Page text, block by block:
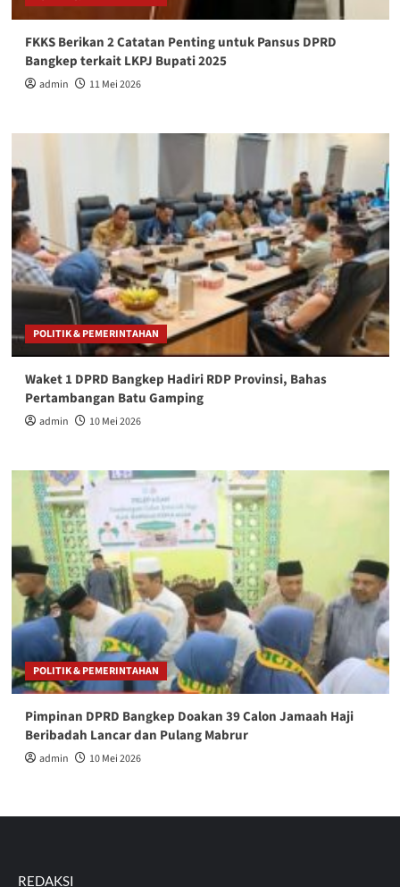
FKKS Berikan 2 Catatan Penting untuk Pansus DPRD
Bangkep terkait LKPJ Bupati 2025
admin 11 Mei 2026
POLITIK & PEMERINTAHAN
Waket 1 DPRD Bangkep Hadiri RDP Provinsi, Bahas
Pertambangan Batu Gamping
admin 10 Mei 2026
POLITIK & PEMERINTAHAN
Pimpinan DPRD Bangkep Doakan 39 Calon Jamaah Haji
Beribadah Lancar dan Pulang Mabrur
admin 10 Mei 2026
REDAKSI